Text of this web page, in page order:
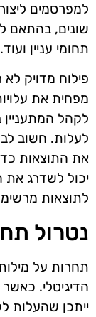
למפרסמים
שונים, בהתאם
תחומי עניין ועוד.
פילוח מדויק
מפחית את
לקהל המתעניין
לעלות. חשוב
את התוצאות
יכול לשדרג את
לתוצאות
נטרול
תחרות על
הדיגיטלי.
ייתכן שהעלות